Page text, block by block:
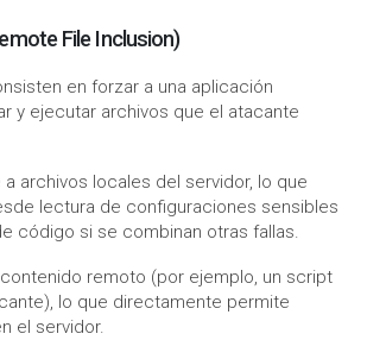
File Inclusion)
en forzar a una aplicación
y ejecutar archivos que el atacante
a archivos locales del servidor, lo que
lectura de configuraciones sensibles
código si se combinan otras fallas.
contenido remoto (por ejemplo, un script
lo que directamente permite
el servidor.